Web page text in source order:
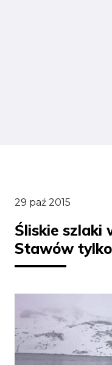
29 paź 2015
Śliskie szlaki
Stawów